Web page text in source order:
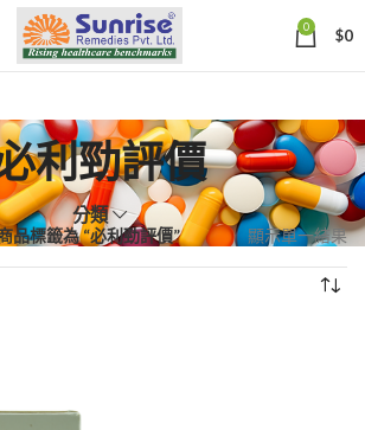
0 $0
利勁評價
分類
品標籤為 “必利勁評價” 顯示單一結果